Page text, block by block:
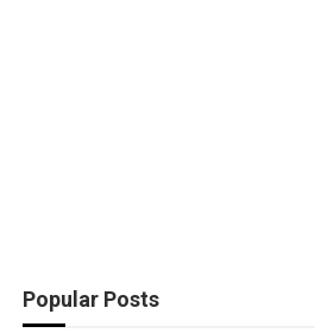
Popular Posts